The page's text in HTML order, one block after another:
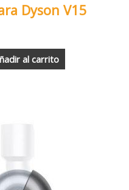
Dyson V15
al carrito